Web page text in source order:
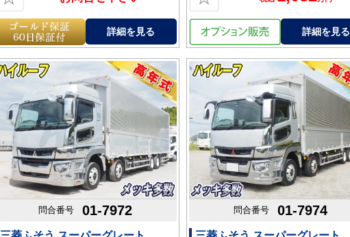
詳細を見る 詳細を見る
問合番号 01-7972 問合番号 01-7974